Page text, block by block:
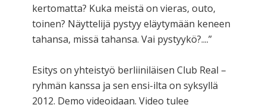
kertomatta? Kuka meistä on vieras, outo,
toinen? Näyttelijä pystyy eläytymään keneen
tahansa, missä tahansa. Vai pystyykö?....”
Esitys on yhteistyö berliiniläisen Club Real –
ryhmän kanssa ja sen ensi-ilta on syksyllä
2012. Demo videoidaan. Video tulee